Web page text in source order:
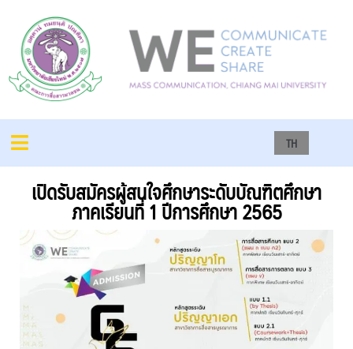
TH
เปิดรับสมัครผู้สนใจศึกษาระดับบัณฑิตศึกษา
ภาคเรียนที่ 1 ปีการศึกษา 2565